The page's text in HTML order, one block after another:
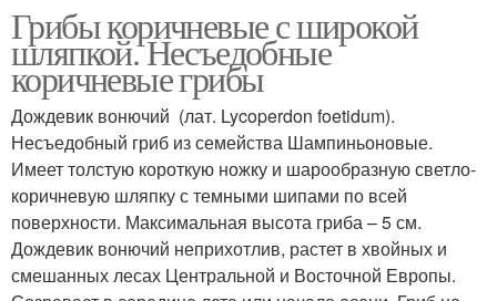
Грибы коричневые с широкой
шляпкой. Несъедобные
коричневые грибы
Дождевик вонючий (лат. Lycoperdon foetidum).
Несъедобный гриб из семейства Шампиньоновые.
Имеет толстую короткую ножку и шарообразную светло-
коричневую шляпку с темными шипами по всей
поверхности. Максимальная высота гриба – 5 см.
Дождевик вонючий неприхотлив, растет в хвойных и
смешанных лесах Центральной и Восточной Европы.